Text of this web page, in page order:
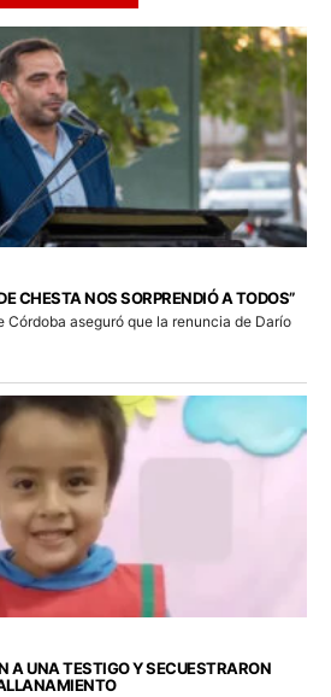
CHESTA NOS SORPRENDIÓ A TODOS”
Córdoba aseguró que la renuncia de Darío
A UNA TESTIGO Y SECUESTRARON